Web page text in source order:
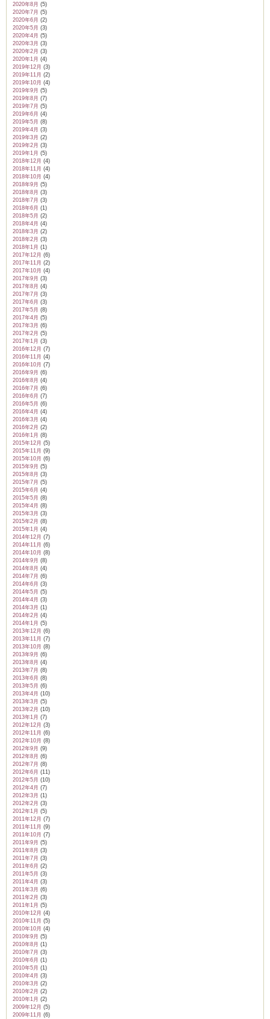
2020年8月 (5)
2020年7月 (5)
2020年6月 (2)
2020年5月 (3)
2020年4月 (5)
2020年3月 (3)
2020年2月 (3)
2020年1月 (4)
2019年12月 (3)
2019年11月 (2)
2019年10月 (4)
2019年9月 (5)
2019年8月 (7)
2019年7月 (5)
2019年6月 (4)
2019年5月 (8)
2019年4月 (3)
2019年3月 (2)
2019年2月 (3)
2019年1月 (5)
2018年12月 (4)
2018年11月 (4)
2018年10月 (4)
2018年9月 (5)
2018年8月 (3)
2018年7月 (3)
2018年6月 (1)
2018年5月 (2)
2018年4月 (4)
2018年3月 (2)
2018年2月 (3)
2018年1月 (1)
2017年12月 (6)
2017年11月 (2)
2017年10月 (4)
2017年9月 (3)
2017年8月 (4)
2017年7月 (3)
2017年6月 (3)
2017年5月 (8)
2017年4月 (5)
2017年3月 (6)
2017年2月 (5)
2017年1月 (3)
2016年12月 (7)
2016年11月 (4)
2016年10月 (7)
2016年9月 (6)
2016年8月 (4)
2016年7月 (6)
2016年6月 (7)
2016年5月 (6)
2016年4月 (4)
2016年3月 (4)
2016年2月 (2)
2016年1月 (8)
2015年12月 (5)
2015年11月 (9)
2015年10月 (6)
2015年9月 (5)
2015年8月 (3)
2015年7月 (5)
2015年6月 (4)
2015年5月 (8)
2015年4月 (8)
2015年3月 (3)
2015年2月 (8)
2015年1月 (4)
2014年12月 (7)
2014年11月 (6)
2014年10月 (8)
2014年9月 (8)
2014年8月 (4)
2014年7月 (6)
2014年6月 (3)
2014年5月 (5)
2014年4月 (3)
2014年3月 (1)
2014年2月 (4)
2014年1月 (5)
2013年12月 (6)
2013年11月 (7)
2013年10月 (8)
2013年9月 (6)
2013年8月 (4)
2013年7月 (8)
2013年6月 (8)
2013年5月 (6)
2013年4月 (10)
2013年3月 (5)
2013年2月 (10)
2013年1月 (7)
2012年12月 (3)
2012年11月 (6)
2012年10月 (8)
2012年9月 (9)
2012年8月 (6)
2012年7月 (8)
2012年6月 (11)
2012年5月 (10)
2012年4月 (7)
2012年3月 (1)
2012年2月 (3)
2012年1月 (5)
2011年12月 (7)
2011年11月 (9)
2011年10月 (7)
2011年9月 (5)
2011年8月 (3)
2011年7月 (3)
2011年6月 (2)
2011年5月 (3)
2011年4月 (3)
2011年3月 (6)
2011年2月 (3)
2011年1月 (5)
2010年12月 (4)
2010年11月 (5)
2010年10月 (4)
2010年9月 (5)
2010年8月 (1)
2010年7月 (3)
2010年6月 (1)
2010年5月 (1)
2010年4月 (3)
2010年3月 (2)
2010年2月 (2)
2010年1月 (2)
2009年12月 (5)
2009年11月 (6)